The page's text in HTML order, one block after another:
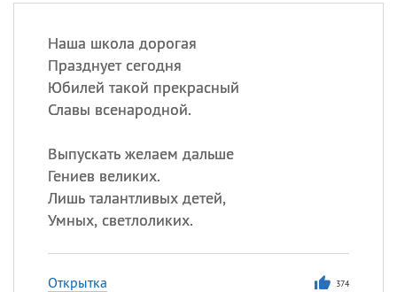
Наша школа дорогая
Празднует сегодня
Юбилей такой прекрасный
Славы всенародной.
Выпускать желаем дальше
Гениев великих.
Лишь талантливых детей,
Умных, светлоликих.
Открытка 374